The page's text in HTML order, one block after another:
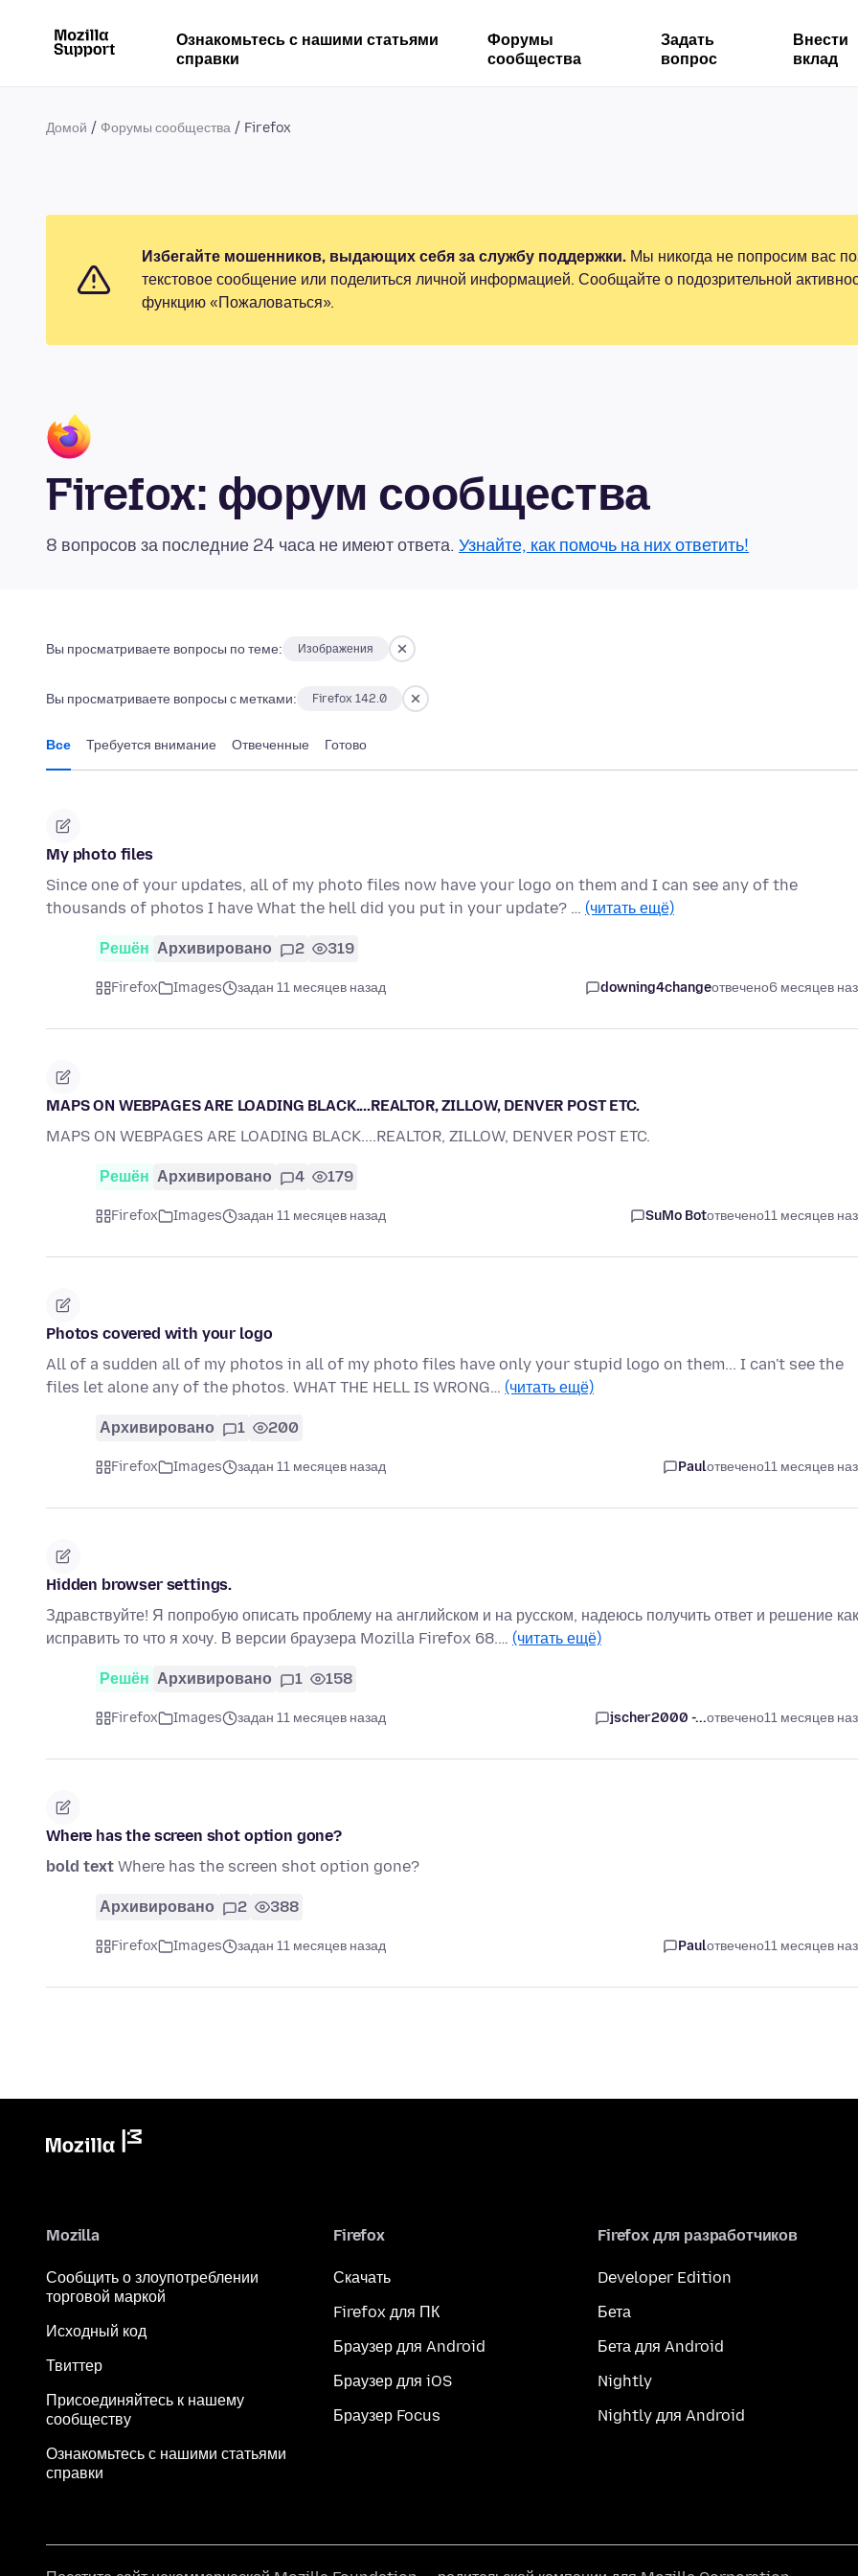
Ознакомьтесь с нашими статьями
справки
Форумы
сообщества
Задать
вопрос
Внести
вклад
Домой Форумы сообщества Firefox
Избегайте мошенников, выдающих себя за службу поддержки. Мы никогда не попросим вас
текстовое сообщение или поделиться личной информацией. Сообщайте о подозрительной
функцию «Пожаловаться».
Firefox: форум сообщества
8 вопросов за последние 24 часа не имеют ответа. Узнайте, как помочь на них ответить!
Вы просматриваете вопросы по теме: Изображения
Вы просматриваете вопросы с метками: Firefox 142.0
Все Требуется внимание Отвеченные Готово
My photo files
Since one of your updates, all of my photo files now have your logo on them and I can see any of the
thousands of photos I have What the hell did you put in your update? … (читать ещё)
Решён Архивировано 2 319
Firefox Images задан 11 месяцев назад downing4changeотвечено6 месяцев
MAPS ON WEBPAGES ARE LOADING BLACK....REALTOR, ZILLOW, DENVER POST ETC.
MAPS ON WEBPAGES ARE LOADING BLACK....REALTOR, ZILLOW, DENVER POST ETC.
Решён Архивировано 4 179
Firefox Images задан 11 месяцев назад SuMo Botотвечено11 месяцев
Photos covered with your logo
All of a sudden all of my photos in all of my photo files have only your stupid logo on them... I can't see the
files let alone any of the photos. WHAT THE HELL IS WRONG… (читать ещё)
Архивировано 1 200
Firefox Images задан 11 месяцев назад Paulотвечено11 месяцев
Hidden browser settings.
Здравствуйте! Я попробую описать проблему на английском и на русском, надеюсь получить ответ и решение как
исправить то что я хочу. В версии браузера Mozilla Firefox 68.… (читать ещё)
Решён Архивировано 1 158
Firefox Images задан 11 месяцев назад jscher2000 -...отвечено11 месяцев
Where has the screen shot option gone?
bold text Where has the screen shot option gone?
Архивировано 2 388
Firefox Images задан 11 месяцев назад Paulотвечено11 месяцев
Mozilla
Сообщить о злоупотреблении
торговой маркой
Исходный код
Твиттер
Присоединяйтесь к нашему
сообществу
Ознакомьтесь с нашими статьями
справки
Firefox
Скачать
Firefox для ПК
Браузер для Android
Браузер для iOS
Браузер Focus
Firefox для разработчиков
Developer Edition
Бета
Бета для Android
Nightly
Nightly для Android